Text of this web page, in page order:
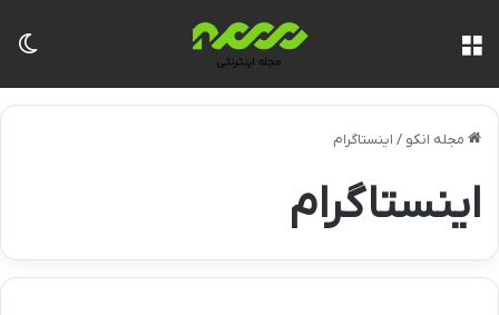
مجله انکو / اینستاگرام
اینستاگرام